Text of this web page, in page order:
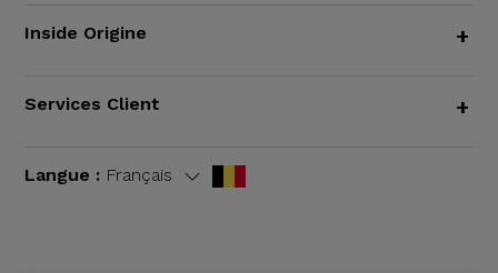
Inside Origine +
Services Client +
Langue : Français